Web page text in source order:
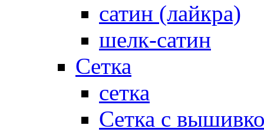
сатин (лайкра)
шелк-сатин
Сетка
сетка
Сетка с